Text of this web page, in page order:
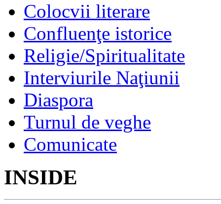
Colocvii literare
Confluenţe istorice
Religie/Spiritualitate
Interviurile Naţiunii
Diaspora
Turnul de veghe
Comunicate
INSIDE